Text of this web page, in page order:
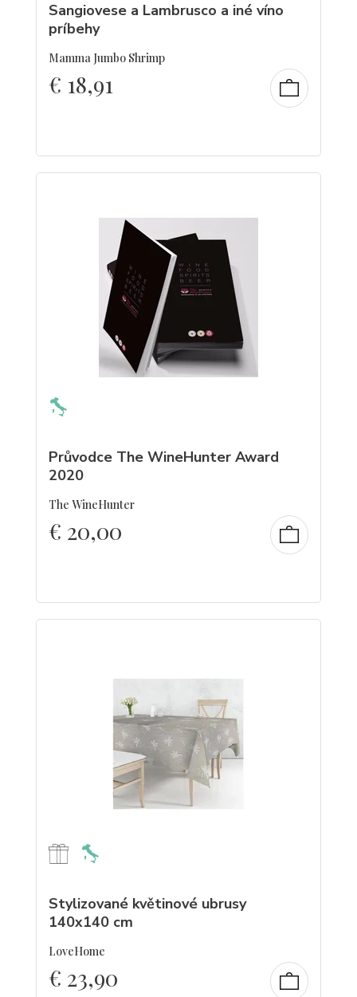
Sangiovese a Lambrusco a iné víno
príbehy
Mamma Jumbo Shrimp
€ 18,91
Průvodce The WineHunter Award
2020
The WineHunter
€ 20,00
Stylizované květinové ubrusy
140x140 cm
LoveHome
€ 23,90